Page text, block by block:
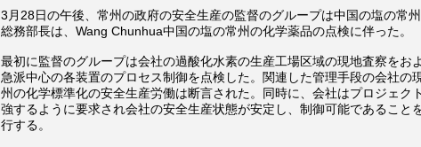
3月28日の午後、常州の政府の安全生産の監督のグループは中国の塩の常
総務部長は、Wang Chunhua中国の塩の常州の化学薬品の点検に伴った。
最初に監督のグループは会社の過酸化水素の生産工場区域の現地査察を
急派中心の各装置のプロセス制御を点検した。関連した管理手段の会社
州の化学標準化の安全生産労働は断言された。同時に、会社はプロジェ
強するように要求され会社の安全生産状態が安定し、制御可能であるこ
行する。